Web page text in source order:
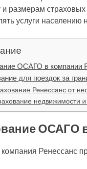
и размерам
услуги населению
ОСАГО в компании
для поездок за
Ренессанс от
недвижимости
ОСАГО
Ренессанс